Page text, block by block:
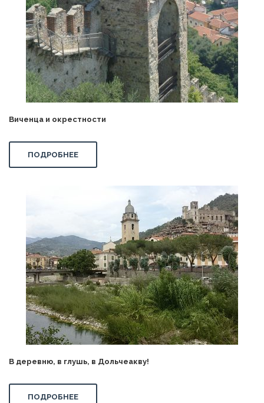
Виченца и окрестности
ПОДРОБНЕЕ
В деревню, в глушь, в Дольчеакву!
ПОДРОБНЕЕ